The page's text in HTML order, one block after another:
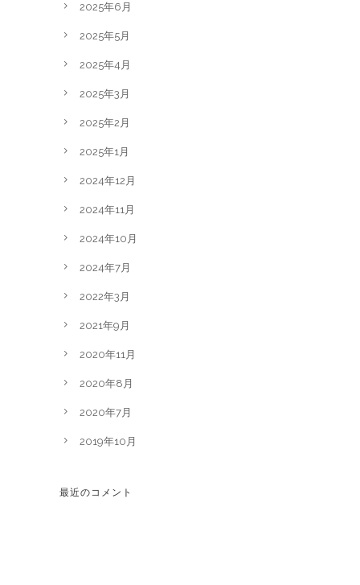
2025年6月
2025年5月
2025年4月
2025年3月
2025年2月
2025年1月
2024年12月
2024年11月
2024年10月
2024年7月
2022年3月
2021年9月
2020年11月
2020年8月
2020年7月
2019年10月
最近のコメント